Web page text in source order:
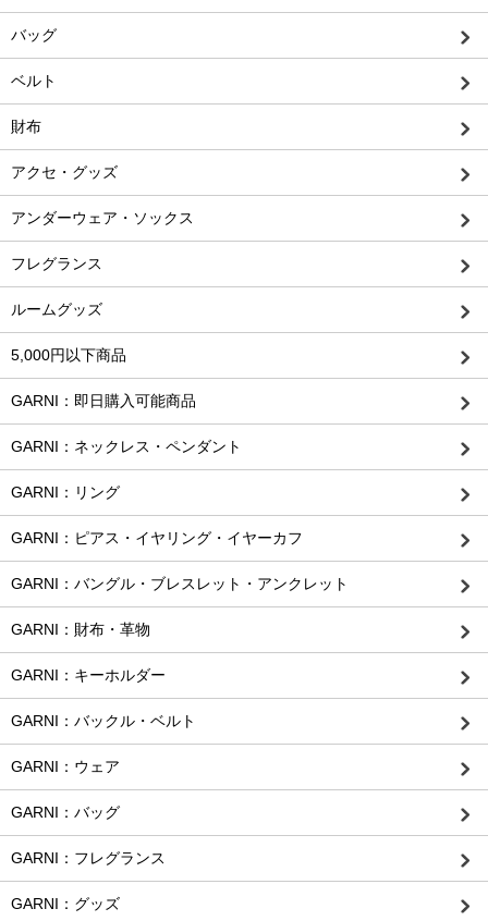
バッグ
ベルト
財布
アクセ・グッズ
アンダーウェア・ソックス
フレグランス
ルームグッズ
5,000円以下商品
GARNI：即日購入可能商品
GARNI：ネックレス・ペンダント
GARNI：リング
GARNI：ピアス・イヤリング・イヤーカフ
GARNI：バングル・ブレスレット・アンクレット
GARNI：財布・革物
GARNI：キーホルダー
GARNI：バックル・ベルト
GARNI：ウェア
GARNI：バッグ
GARNI：フレグランス
GARNI：グッズ